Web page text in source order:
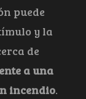
puede
y la
de
a una
incendio.